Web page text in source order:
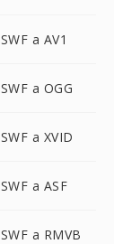
SWF a AV1
SWF a OGG
SWF a XVID
SWF a ASF
SWF a RMVB